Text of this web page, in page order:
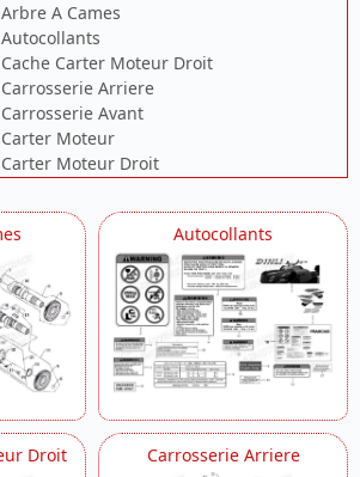
Arbre A Cames
Autocollants
Cache Carter Moteur Droit
Carrosserie Arriere
Carrosserie Avant
Carter Moteur
Carter Moteur Droit
Chassis
Coffre
Culasse Modele A Carbu
Cylindre
Direction
Dosseret
Echappement
Eclairage
Embiellage Modele A Carbu
Ensemble Roues
Filtre A Air
Autocollants
Droit Carrosserie Arriere